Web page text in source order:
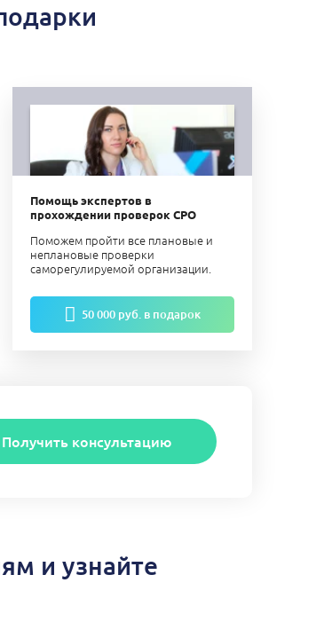
Помощь экспертов в
прохождении проверок СРО
Поможем пройти все плановые и
неплановые проверки
саморегулируемой организации.
50 000 руб. в подарок
Получить консультацию
и узнайте